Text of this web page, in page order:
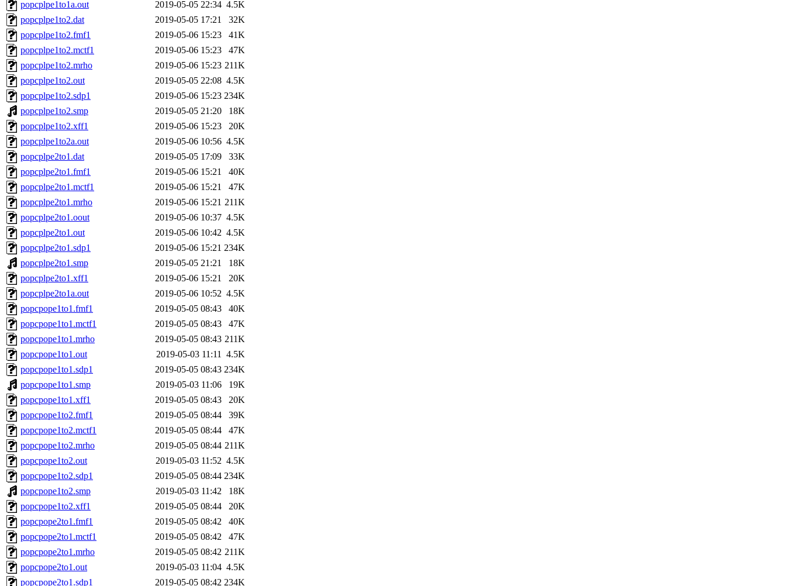
popcplpe1to1a.out
2019-05-05 22:34 4.5K
popcplpe1to2.dat
2019-05-05 17:21
32K
popcplpe1to2.fmf1
2019-05-06 15:23
41K
popcplpe1to2.mctf1
2019-05-06 15:23
47K
popcplpe1to2.mrho
2019-05-06 15:23 211K
popcplpe1to2.out
2019-05-05 22:08 4.5K
popcplpe1to2.sdp1
2019-05-06 15:23 234K
popcplpe1to2.smp
2019-05-05 21:20
18K
popcplpe1to2.xff1
2019-05-06 15:23
20K
popcplpe1to2a.out
2019-05-06 10:56 4.5K
popcplpe2to1.dat
2019-05-05 17:09
33K
popcplpe2to1.fmf1
2019-05-06 15:21
40K
popcplpe2to1.mctf1
2019-05-06 15:21
47K
popcplpe2to1.mrho
2019-05-06 15:21 211K
popcplpe2to1.oout
2019-05-06 10:37 4.5K
popcplpe2to1.out
2019-05-06 10:42 4.5K
popcplpe2to1.sdp1
2019-05-06 15:21 234K
popcplpe2to1.smp
2019-05-05 21:21
18K
popcplpe2to1.xff1
2019-05-06 15:21
20K
popcplpe2to1a.out
2019-05-06 10:52 4.5K
popcpope1to1.fmf1
2019-05-05 08:43
40K
popcpope1to1.mctf1
2019-05-05 08:43
47K
popcpope1to1.mrho
2019-05-05 08:43 211K
popcpope1to1.out
2019-05-03 11:11 4.5K
popcpope1to1.sdp1
2019-05-05 08:43 234K
popcpope1to1.smp
2019-05-03 11:06
19K
popcpope1to1.xff1
2019-05-05 08:43
20K
popcpope1to2.fmf1
2019-05-05 08:44
39K
popcpope1to2.mctf1
2019-05-05 08:44
47K
popcpope1to2.mrho
2019-05-05 08:44 211K
popcpope1to2.out
2019-05-03 11:52 4.5K
popcpope1to2.sdp1
2019-05-05 08:44 234K
popcpope1to2.smp
2019-05-03 11:42
18K
popcpope1to2.xff1
2019-05-05 08:44
20K
popcpope2to1.fmf1
2019-05-05 08:42
40K
popcpope2to1.mctf1
2019-05-05 08:42
47K
popcpope2to1.mrho
2019-05-05 08:42 211K
popcpope2to1.out
2019-05-03 11:04 4.5K
popcpope2to1.sdp1
2019-05-05 08:42 234K